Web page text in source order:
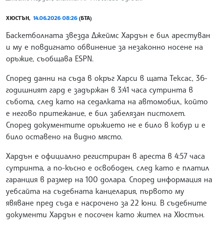
ХЮСТЪН, 14.06.2026 08:26 (БТА)
Баскетболната звезда Джеймс Хардън е бил арестуван
и му е повдигнато обвинение за незаконно носене на
оръжие, съобщава ESPN.
Според данни на съда в окръг Харси в щата Тексас, 36-
годишният гард е задържан в 3:41 часа сутринта в
събота, след като на седалката на автомобил, който
е негово притежание, е бил забелязан пистолет.
Според документите оръжието не е било в кобур и е
било оставено на видно място.
Хардън е официално регистриран в ареста в 4:57 часа
сутринта, а по-късно е освободен, след като е платил
гаранция в размер на 100 долара. Според информация на
уебсайта на съдебната канцелария, първото му
явяване пред съда е насрочено за 22 юни. В съдебните
документи Хардън е посочен като жител на Хюстън.